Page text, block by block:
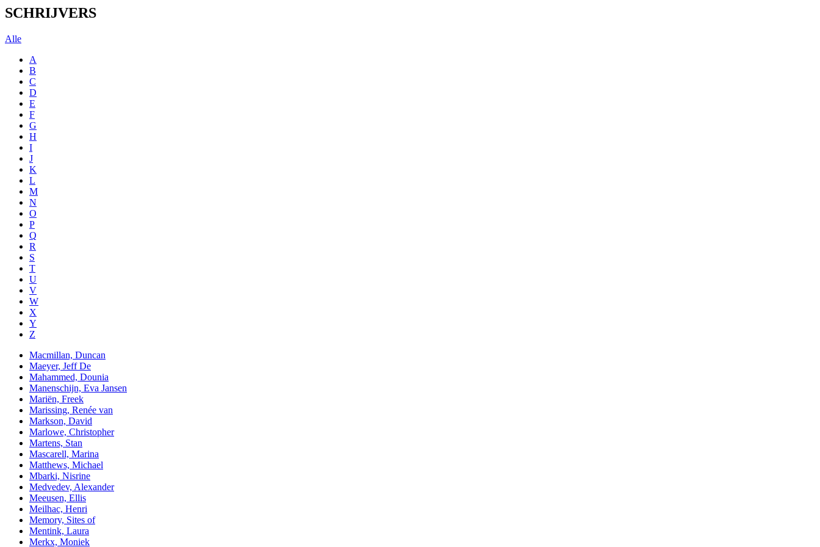
SCHRIJVERS
Alle
A
B
C
D
E
F
G
H
I
J
K
L
M
N
O
P
Q
R
S
T
U
V
W
X
Y
Z
Macmillan, Duncan
Maeyer, Jeff De
Mahammed, Dounia
Manenschijn, Eva Jansen
Mariën, Freek
Marissing, Renée van
Markson, David
Marlowe, Christopher
Martens, Stan
Mascarell, Marina
Matthews, Michael
Mbarki, Nisrine
Medvedev, Alexander
Meeusen, Ellis
Meilhac, Henri
Memory, Sites of
Mentink, Laura
Merkx, Moniek